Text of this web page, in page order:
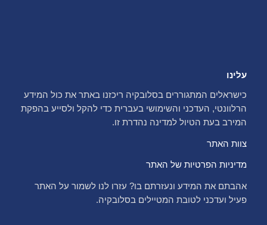
עלינו
כישראלים המתגוררים בסלובקיה ריכזנו באתר את כול המידע
הרלוונטי, העדכני והשימושי בעברית כדי להקל ולסייע בהפקת
המירב בעת הטיול למדינה נהדרת זו.
צוות האתר
מדיניות הפרטיות של האתר
אהבתם את המידע ונעזרתם בו? עזרו לנו לשמור על האתר
פעיל ועדכני לטובת המטיילים בסלובקיה.